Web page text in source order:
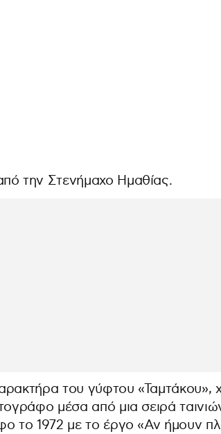
την Στενήμαχο Ημαθίας.
του γύφτου «Ταμτάκου»,
μέσα από μια σειρά
το 1972 με το έργο «Αν ήμουν